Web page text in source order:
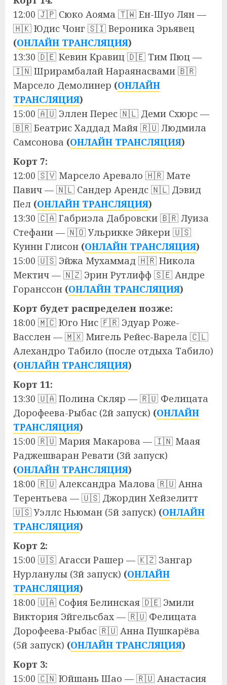
12:00 🇯🇵 Сюко Аояма 🇹🇼 Ен-Шуо Лян —
🇭🇰 Юдис Чонг 🇸🇮 Вероника Эрьявец
(ОНЛАЙН ТРАНСЛЯЦИЯ)
13:30 🇩🇪 Кевин Кравиц 🇩🇪 Тим Пюц —
🇮🇳 Шрирамбалай Нараянасвами 🇧🇷
Марсело Демолинер (ОНЛАЙН
ТРАНСЛЯЦИЯ)
15:00 🇦🇺 Эллен Перес 🇳🇱 Деми Схюрс —
🇧🇷 Беатрис Хаддад Майя 🇷🇺 Людмила
Самсонова (ОНЛАЙН ТРАНСЛЯЦИЯ)
Корт 7:
12:00 🇸🇻 Марсело Аревало 🇭🇷 Мате
Павич — 🇳🇱 Сандер Арендс 🇳🇱 Дэвид
Пел (ОНЛАЙН ТРАНСЛЯЦИЯ)
13:30 🇨🇦 Габриэла Дабровски 🇧🇷 Луиза
Стефани — 🇳🇴 Ульрикке Эйкери 🇺🇸
Куинн Глисон (ОНЛАЙН ТРАНСЛЯЦИЯ)
15:00 🇺🇸 Эйжа Мухаммад 🇭🇷 Никола
Мектич — 🇳🇿 Эрин Рутлифф 🇸🇪 Андре
Горанссон (ОНЛАЙН ТРАНСЛЯЦИЯ)
Корт будет распределен позже:
18:00 🇲🇨 Юго Нис 🇫🇷 Эдуар Роже-
Васслен — 🇲🇽 Мигель Рейес-Варела 🇨🇱
Алехандро Табило (после отдыха Табило)
(ОНЛАЙН ТРАНСЛЯЦИЯ)
Корт 11:
13:30 🇺🇦 Полина Скляр — 🇷🇺 Фелицата
Дорофеева-Рыбас (2й запуск) (ОНЛАЙН
ТРАНСЛЯЦИЯ)
15:00 🇷🇺 Мария Макарова — 🇮🇳 Маая
Раджешваран Ревати (3й запуск)
(ОНЛАЙН ТРАНСЛЯЦИЯ)
18:00 🇷🇺 Александра Малова 🇷🇺 Анна
Терентьева — 🇺🇸 Джордин Хейзелитт
🇺🇸 Уэллс Ньюман (5й запуск) (ОНЛАЙН
ТРАНСЛЯЦИЯ)
Корт 2:
15:00 🇺🇸 Агасси Рашер — 🇰🇿 Зангар
Нурланулы (3й запуск) (ОНЛАЙН
ТРАНСЛЯЦИЯ)
18:00 🇺🇦 София Белинская 🇩🇪 Эмили
Виктория Эйгельсбах — 🇷🇺 Фелицата
Дорофеева-Рыбас 🇷🇺 Анна Пушкарёва
(5й запуск) (ОНЛАЙН ТРАНСЛЯЦИЯ)
Корт 3:
15:00 🇨🇳 Юйшань Шао — 🇷🇺 Анастасия